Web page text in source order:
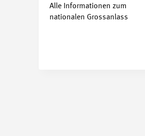
Alle Informationen zum
nationalen Grossanlass